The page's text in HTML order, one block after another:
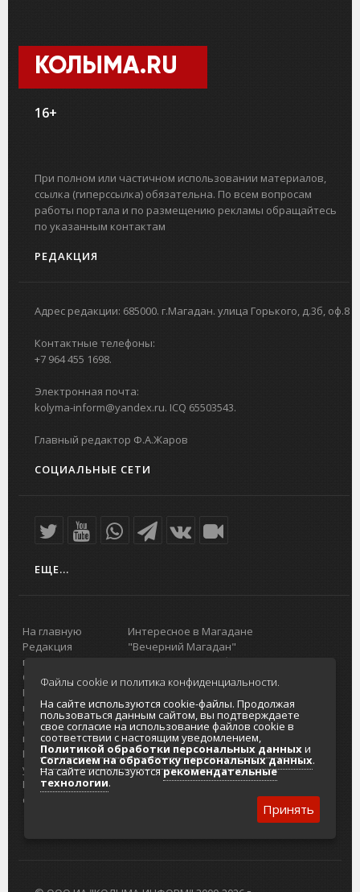
КОЛЫМА.RU
16+
При полном или частичном использовании материалов,
ссылка (гиперссылка) обязательна. По всем вопросам
работы портала и по размещению рекламы обращайтесь
по указанным контактам
РЕДАКЦИЯ
Адрес редакции: 685000. г.Магадан. улица Горького, д.3б, оф.8
Контактные телефоны:
+7 964 455 1698.
Электронная почта:
kolyma-inform@yandex.ru. ICQ 65503543.
Главный редактор Ф.А.Жаров
СОЦИАЛЬНЫЕ СЕТИ
ЕЩЕ...
На главную
Редакция
портала
О проекте
Реклама на
портале
Отзывы и
предложения
Интернет-
услуги
Разработка
сайтов
Интересное в Магадане
"Вечерний Магадан"
Городская доска объявлений
Реклама
Главный туристический портал
Колымы
Политика в отношении обработки
персональных данных
Согласие на обработку персональных
данных
Файлы cookie и политика конфиденциальности.
На сайте используются cookie-файлы. Продолжая
пользоваться данным сайтом, вы подтверждаете
свое согласие на использование файлов cookie в
соответствии с настоящим уведомлением,
Политикой обработки персональных данныхи
Согласием на обработку персональных данных.
На сайте используютсярекомендательные
технологии.
Принять